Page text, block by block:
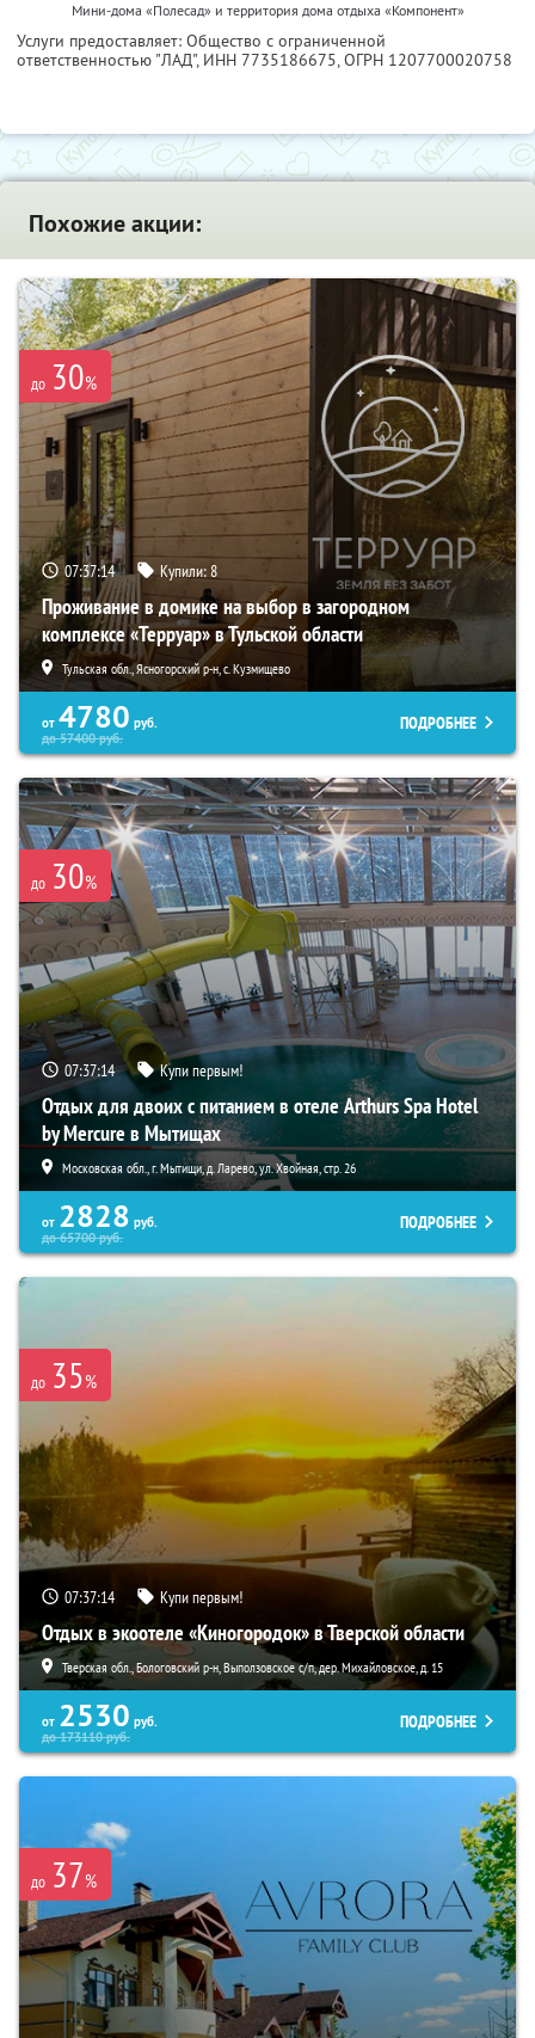
Мини-дома «Полесад» и территория дома отдыха «Компонент»
Услуги предоставляет: Общество с ограниченной
ответственностью "ЛАД", ИНН 7735186675, ОГРН 1207700020758
Похожие акции:
до 30%
07:37:13 Купили:8
Проживание в домике на выбор в загородном
комплексе «Терруар» в Тульской области
Тульская обл., Ясногорский р-н, с. Кузмищево
от 4780 руб.
до57400руб.
ПОДРОБНЕЕ
до 30%
07:37:13 Купи первым!
Отдых для двоих с питанием в отеле Arthurs Spa Hotel
by Mercure в Мытищах
Московская обл., г. Мытищи, д. Ларево, ул. Хвойная, стр. 26
от 2828 руб.
до65700руб.
ПОДРОБНЕЕ
до 35%
07:37:13 Купи первым!
Отдых в экоотеле «Киногородок» в Тверской области
Тверская обл., Бологовский р-н, Выползовское с/п, дер. Михайловское, д. 15
от 2530 руб.
до173110руб.
ПОДРОБНЕЕ
до 37%